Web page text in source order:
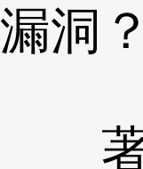
漏洞？
著